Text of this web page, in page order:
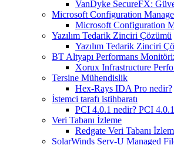
VanDyke SecureFX:
Microsoft Configuration
Microsoft Configuration
Yazılım Tedarik Zinciri Çözümü
Yazılım Tedarik Zinciri
BT Altyapı Performans
Xorux Infrastructure
Tersine Mühendislik
Hex-Rays IDA Pro nedir?
İstemci tarafı istihbaratı
PCI 4.0.1 nedir? PCI
Veri Tabanı İzleme
Redgate Veri Tabanı
SolarWinds Serv-U Managed